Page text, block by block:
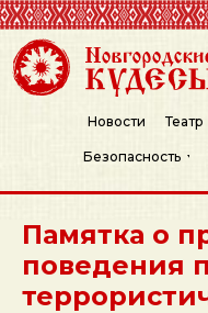
Новости Театр
Безопасность
Памятка о
поведения